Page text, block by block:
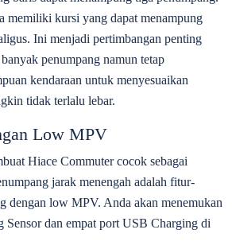
memiliki kursi yang dapat menampung
Ini menjadi pertimbangan penting
penumpang namun tetap
kendaraan untuk menyesuaikan
tidak terlalu lebar.
Low MPV
Hiace Commuter cocok sebagai
jarak menengah adalah fitur-
dengan low MPV. Anda akan menemukan
Sensor dan empat port USB Charging di